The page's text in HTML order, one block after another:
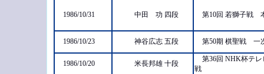
1986/10/31 中田 功 四段 第10回 若獅子戦
1986/10/23 神谷広志 五段 第50期 棋聖戦 一
1986/10/20 米長邦雄 十段
第36回 NHK杯テ
戦